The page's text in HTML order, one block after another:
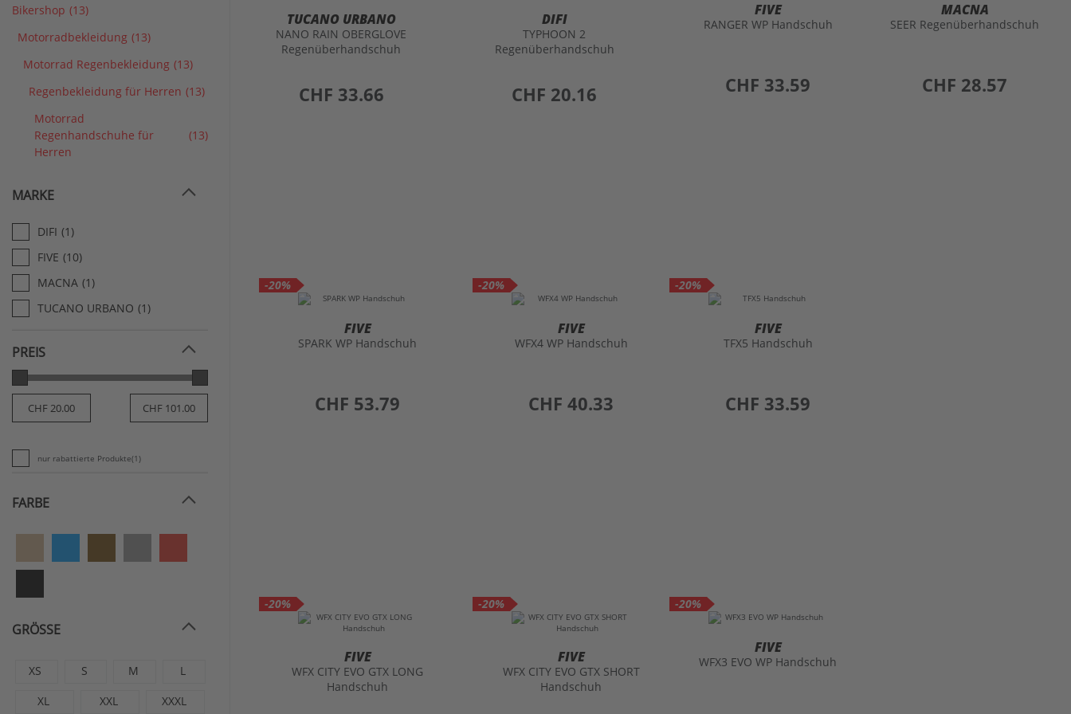
TUCANO URBANO
NANO RAIN OBERGLOVE
Regenüberhandschuh
preis
CHF 33.66
DIFI
TYPHOON 2
Regenüberhandschuh
preis
CHF 20.16
FIVE
RANGER WP Handschuh
preis
CHF 33.59
MACNA
SEER Regenüberhandschuh
preis
CHF 28.57
-20%
FIVE
SPARK WP Handschuh
preis
CHF 53.79
-20%
FIVE
WFX4 WP Handschuh
preis
CHF 40.33
-20%
FIVE
TFX5 Handschuh
preis
CHF 33.59
-20%
FIVE
WFX CITY EVO GTX LONG
Handschuh
-20%
FIVE
WFX CITY EVO GTX SHORT
Handschuh
-20%
FIVE
WFX3 EVO WP Handschuh
Bikershop (13)
Motorradbekleidung (13)
Motorrad Regenbekleidung (13)
Regenbekleidung für Herren (13)
Motorrad
Regenhandschuhe für
Herren
(13)
MARKE
DIFI (1)
FIVE (10)
MACNA (1)
TUCANO URBANO (1)
PREIS
nur rabattierte Produkte(1)
FARBE
GRÖSSE
XS S M L
XL XXL XXXL